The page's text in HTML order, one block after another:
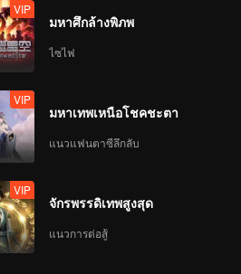
VIP
มหาศึกล้างพิภพ
ไซไฟ
VIP
มหาเทพเหนือโชคชะตา
แนวแฟนตาซีลึกลับ
VIP
จักรพรรดิเทพสูงสุด
แนวการต่อสู้